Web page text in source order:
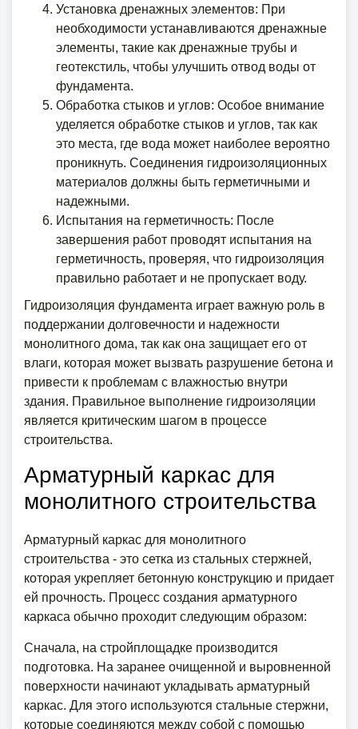
Установка дренажных элементов: При
необходимости устанавливаются дренажные
элементы, такие как дренажные трубы и
геотекстиль, чтобы улучшить отвод воды от
фундамента.
Обработка стыков и углов: Особое внимание
уделяется обработке стыков и углов, так как
это места, где вода может наиболее вероятно
проникнуть. Соединения гидроизоляционных
материалов должны быть герметичными и
надежными.
Испытания на герметичность: После
завершения работ проводят испытания на
герметичность, проверяя, что гидроизоляция
правильно работает и не пропускает воду.
Гидроизоляция фундамента играет важную роль в
поддержании долговечности и надежности
монолитного дома, так как она защищает его от
влаги, которая может вызвать разрушение бетона и
привести к проблемам с влажностью внутри
здания. Правильное выполнение гидроизоляции
является критическим шагом в процессе
строительства.
Арматурный каркас для
монолитного строительства
Арматурный каркас для монолитного
строительства - это сетка из стальных стержней,
которая укрепляет бетонную конструкцию и придает
ей прочность. Процесс создания арматурного
каркаса обычно проходит следующим образом:
Сначала, на стройплощадке производится
подготовка. На заранее очищенной и выровненной
поверхности начинают укладывать арматурный
каркас. Для этого используются стальные стержни,
которые соединяются между собой с помощью